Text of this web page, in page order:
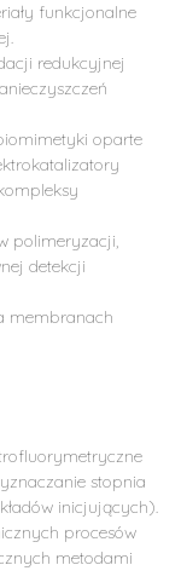
funkcjonalne
redukcyjnej
oparte
polimeryzacji,
detekcji
membranach
stopnia
inicjujących).
procesów
metodami